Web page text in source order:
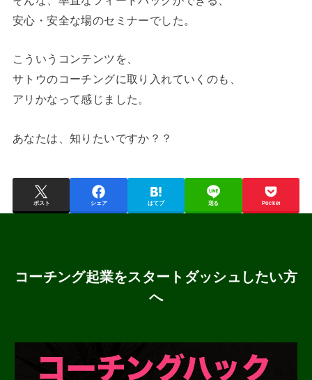
安心・安全な場のセミナーでした。
こういうコンテンツを、
サトウのコーチングに取り入れていくのも、
アリかなって感じました。
あなたは、知りたいですか？？
ポスト シェア はてブ 送る Pocket
コーチング起業をスタートダッシュしたい方
へ